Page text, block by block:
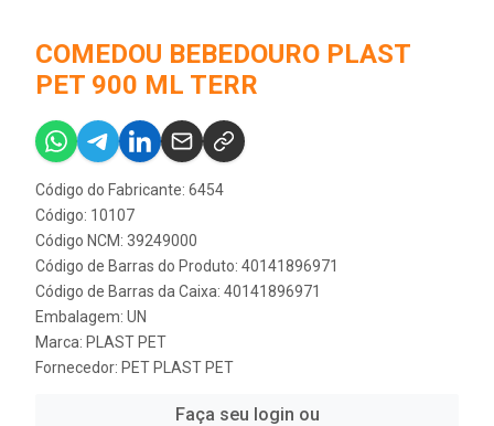
COMEDOU BEBEDOURO PLAST
PET 900 ML TERR
Código do Fabricante: 6454
Código: 10107
Código NCM: 39249000
Código de Barras do Produto: 40141896971
Código de Barras da Caixa: 40141896971
Embalagem: UN
Marca: PLAST PET
Fornecedor: PET PLAST PET
Faça seu login ou